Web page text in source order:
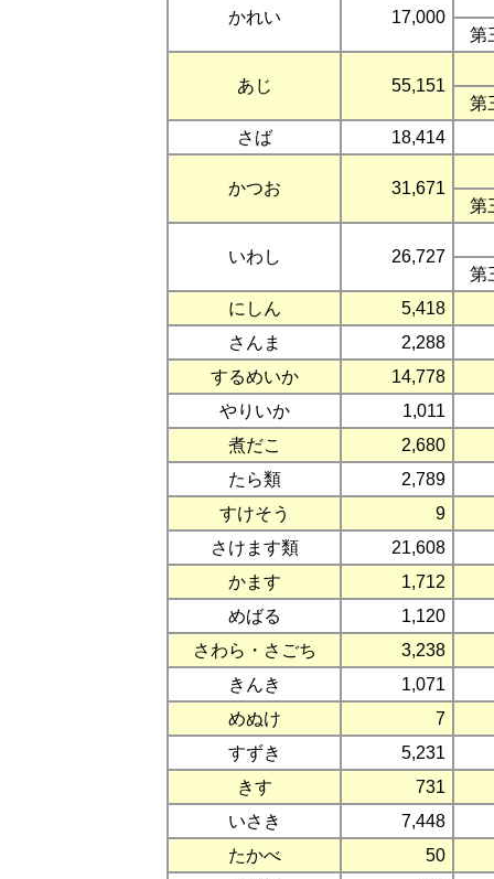
かれい
17,000
第
あじ
55,151
第
さば
18,414
かつお
31,671
第
いわし
26,727
第
にしん
5,418
さんま
2,288
するめいか
14,778
やりいか
1,011
煮だこ
2,680
たら類
2,789
すけそう
9
さけます類
21,608
かます
1,712
めばる
1,120
さわら・さごち
3,238
きんき
1,071
めぬけ
7
すずき
5,231
きす
731
いさき
7,448
たかべ
50